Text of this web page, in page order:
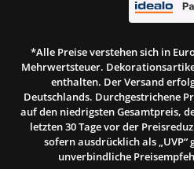
*Alle Preise verstehen sich in
Mehrwertsteuer.
enthalten. Der Versand
Deutschlands. Durchgestrichene
auf den niedrigsten Gesamtpreis,
letzten 30 Tage vor der
sofern ausdrücklich als „UVP“
unverbindliche